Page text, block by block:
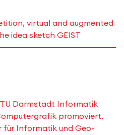
virtual and augmented
idea sketch GEIST
Darmstadt Informatik
promoviert.
für Informatik und Geo-